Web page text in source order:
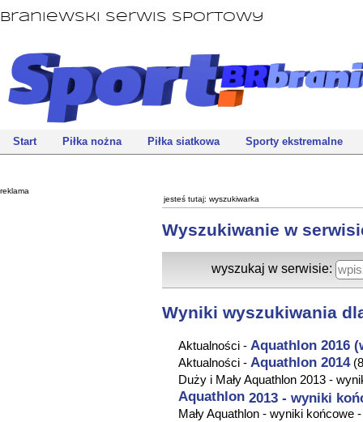
Braniewski Serwis Sportowy
Start Piłka nożna Piłka siatkowa Sporty ekstremalne
reklama
jesteś tutaj: wyszukiwarka
Wyszukiwanie w
wyszukaj w serwisie:
Wyniki wyszukiwania
Aktualności - Aquathlon 2016
Aktualności - Aquathlon 2014
Duży i MałyAquathlon 2013 -
Aquathlon 2013 - wyniki
MałyAquathlon - wyniki końcowe